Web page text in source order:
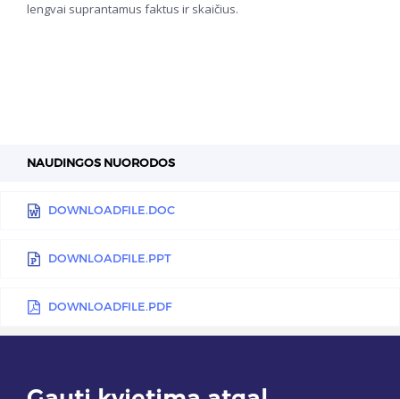
lengvai suprantamus faktus ir skaičius.
NAUDINGOS NUORODOS
DOWNLOADFILE.DOC
DOWNLOADFILE.PPT
DOWNLOADFILE.PDF